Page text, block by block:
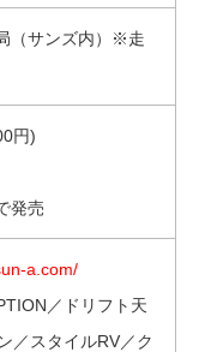
（サンズ内）※走
円)
発売
a.com/
／ドリフト天
／スタイルRV／ク